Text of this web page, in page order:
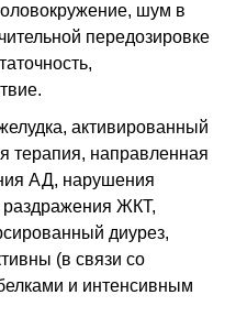
шум в
передозировке
активированный
терапия, направленная
АД, нарушения
раздражения ЖКТ,
диурез,
(в связи со
и интенсивным